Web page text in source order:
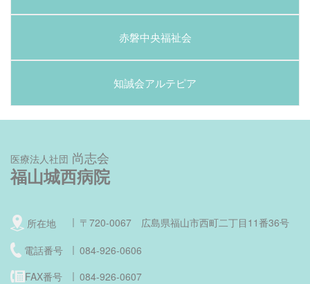
赤磐中央福祉会
知誠会アルテピア
医療法人社団 尚志会
福山城西病院
所在地
〒720-0067 広島県福山市西町二丁目11番36号
電話番号
084-926-0606
FAX番号
084-926-0607